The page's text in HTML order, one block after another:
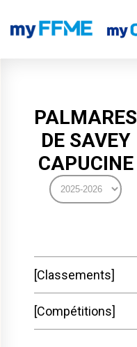
Classements
PALMARES
DE SAVEY
CAPUCINE
Classements
Compétitions